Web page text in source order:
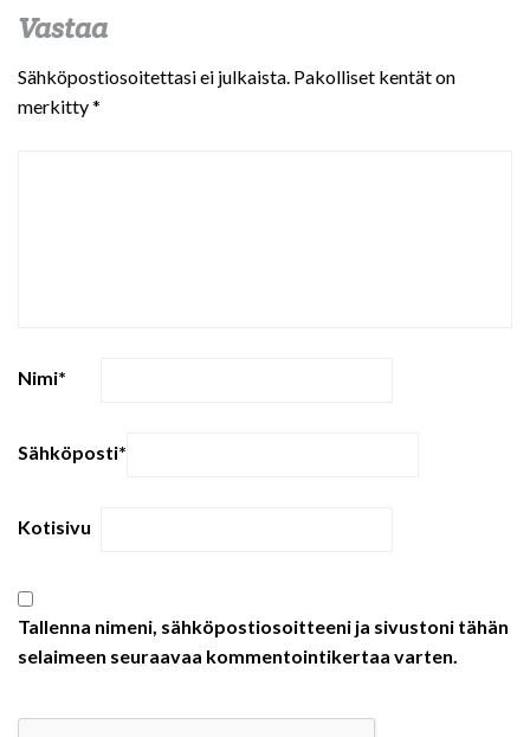
Vastaa
Sähköpostiosoitettasi ei julkaista. Pakolliset kentät on
merkitty*
Nimi*
Sähköposti*
Kotisivu
Tallenna nimeni, sähköpostiosoitteeni ja sivustoni tähän
selaimeen seuraavaa kommentointikertaa varten.